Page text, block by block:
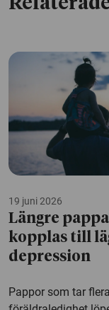
19 juni 2026
Längre
kopplas till
depression
Pappor som tar